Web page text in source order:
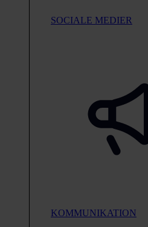
SOCIALE MEDIER
KOMMUNIKATION